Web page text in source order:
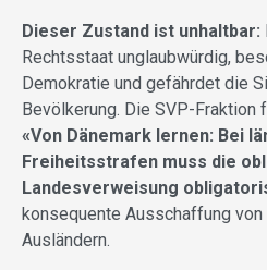
Dieser Zustand ist unhaltbar:
Rechtsstaat unglaubwürdig,
Demokratie und gefährdet die
Bevölkerung. Die SVP-Fraktion
«Von Dänemark lernen: Bei
Freiheitsstrafen muss die
Landesverweisung
konsequente Ausschaffung
Ausländern.